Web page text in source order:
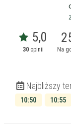
5,0
30opinii Na
Najbliższy
10:50 10:55